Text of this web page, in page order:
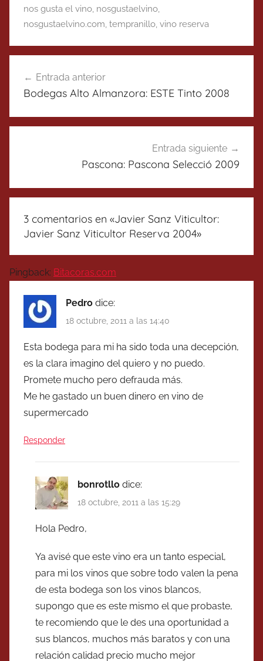
nos gusta el vino, nosgustaelvino,
nosgustaelvino.com, tempranillo, vino reserva
de
Entrada anterior
Bodegas Alto Almanzora: ESTE Tinto 2008
Entrada siguiente
Pascona: Pascona Selecció 2009
3 comentarios en «Javier Sanz Viticultor:
Javier Sanz Viticultor Reserva 2004»
Pingback: Bitacoras.com
Pedro dice:
18 octubre, 2011 a las 14:40
Esta bodega para mi ha sido toda una decepción,
es la clara imagino del quiero y no puedo.
Promete mucho pero defrauda más.
Me he gastado un buen dinero en vino de
supermercado
Responder
bonrotllo dice:
18 octubre, 2011 a las 15:29
Hola Pedro,
Ya avisé que este vino era un tanto especial,
para mi los vinos que sobre todo valen la pena
de esta bodega son los vinos blancos,
supongo que es este mismo el que probaste,
te recomiendo que le des una oportunidad a
sus blancos, muchos más baratos y con una
relación calidad precio mucho mejor